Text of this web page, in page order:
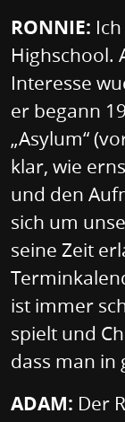
RONNIE:
Highschool.
Interesse
er begann
„Asylum“
klar, wie
und den
sich um
seine Zeit
ist immer
spielt und
dass man in
ADAM: Der